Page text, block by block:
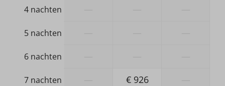
Wastafel: 1
4 nachten
5 nachten
6 nachten
7 nachten € 926